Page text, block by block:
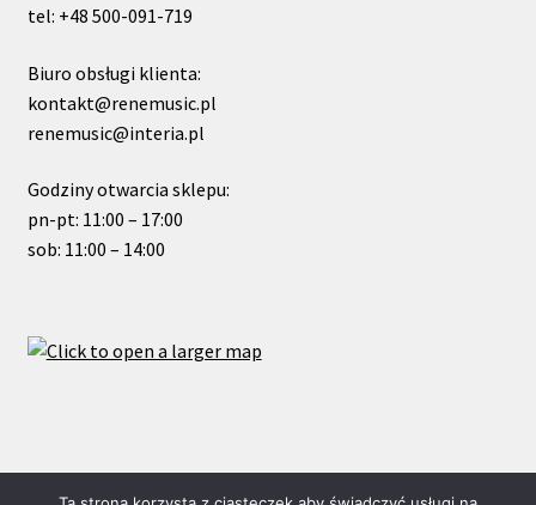
tel: +48 500-091-719
Biuro obsługi klienta:
kontakt@renemusic.pl
renemusic@interia.pl
Godziny otwarcia sklepu:
pn-pt: 11:00 – 17:00
sob: 11:00 – 14:00